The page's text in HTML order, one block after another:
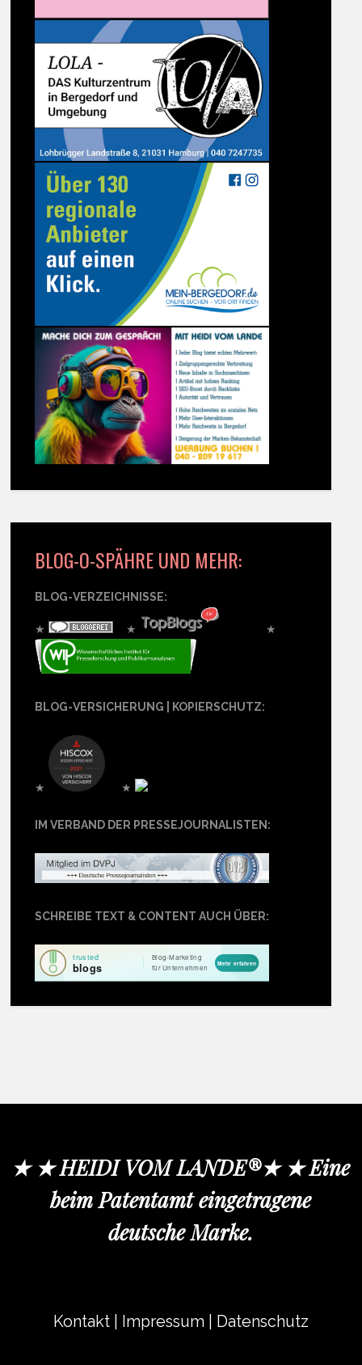
BLOG-O-SPÄHRE UND MEHR:
BLOG-VERZEICHNISSE:
★ ★ ★
BLOG-VERSICHERUNG | KOPIERSCHUTZ:
★ ★
IM VERBAND DER PRESSEJOURNALISTEN:
SCHREIBE TEXT & CONTENT AUCH ÜBER:
★ ★ HEIDI VOM LANDE®★ ★ Eine
beim Patentamt eingetragene
deutsche Marke.
Kontakt Impressum Datenschutz